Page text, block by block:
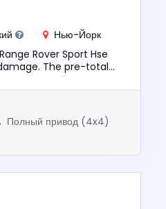
Нью-Йорк
Rover Sport Hse
The pre-total
Полный привод (4x4)